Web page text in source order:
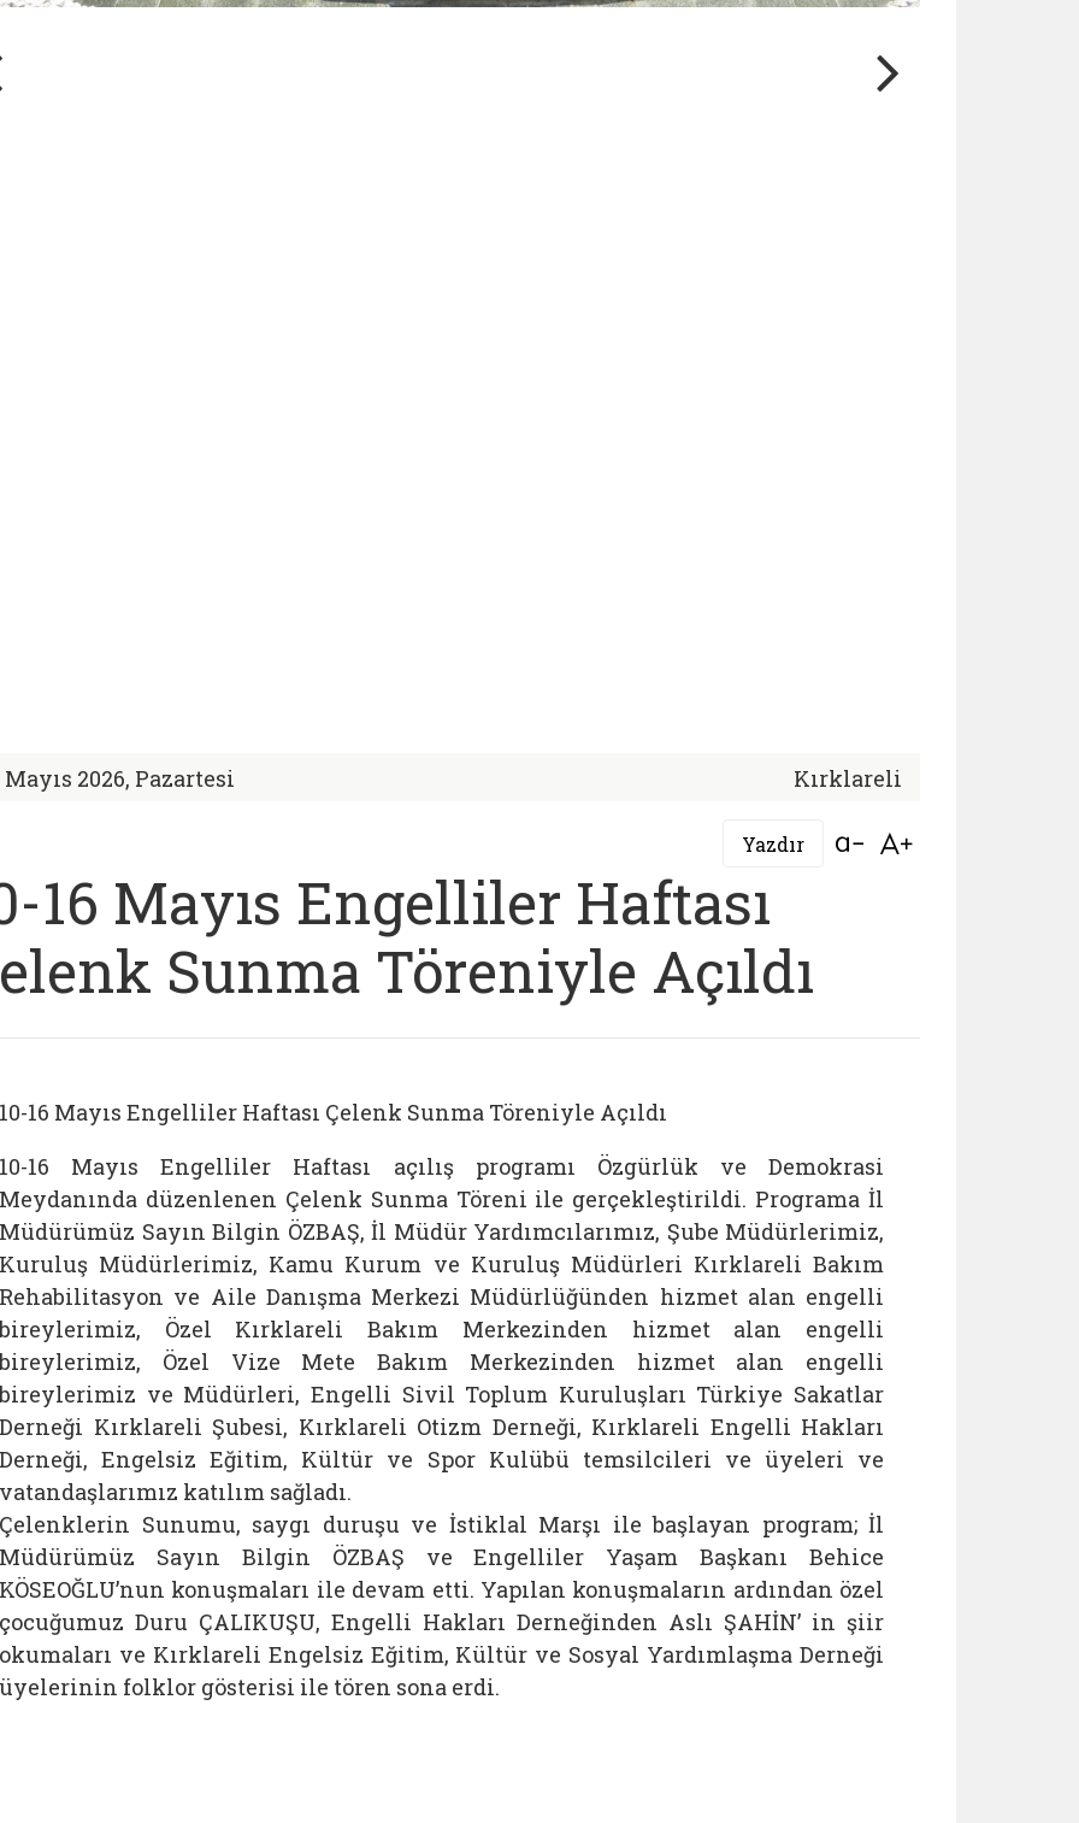
Mayıs 2026, Pazartesi Kırklareli
Yazdır Bağlantıyı aç
16 Mayıs Engelliler Haftası
Sunma Töreniyle Açıldı
10-16 Mayıs Engelliler Haftası Çelenk Sunma Töreniyle Açıldı
10-16 Mayıs Engelliler Haftası açılış programı Özgürlük ve Demokrasi
Meydanında düzenlenen Çelenk Sunma Töreni ile gerçekleştirildi. Programa İl
Müdürümüz Sayın Bilgin ÖZBAŞ, İl Müdür Yardımcılarımız, Şube Müdürlerimiz,
Kuruluş Müdürlerimiz, Kamu Kurum ve Kuruluş Müdürleri Kırklareli Bakım
Rehabilitasyon ve Aile Danışma Merkezi Müdürlüğünden hizmet alan engelli
bireylerimiz, Özel Kırklareli Bakım Merkezinden hizmet alan engelli
bireylerimiz, Özel Vize Mete Bakım Merkezinden hizmet alan engelli
bireylerimiz ve Müdürleri, Engelli Sivil Toplum Kuruluşları Türkiye Sakatlar
Derneği Kırklareli Şubesi, Kırklareli Otizm Derneği, Kırklareli Engelli Hakları
Derneği, Engelsiz Eğitim, Kültür ve Spor Kulübü temsilcileri ve üyeleri ve
vatandaşlarımız katılım sağladı.
Çelenklerin Sunumu, saygı duruşu ve İstiklal Marşı ile başlayan program; İl
Müdürümüz Sayın Bilgin ÖZBAŞ ve Engelliler Yaşam Başkanı Behice
KÖSEOĞLU’nun konuşmaları ile devam etti. Yapılan konuşmaların ardından özel
çocuğumuz Duru ÇALIKUŞU, Engelli Hakları Derneğinden Aslı ŞAHİN’ in şiir
okumaları ve Kırklareli Engelsiz Eğitim, Kültür ve Sosyal Yardımlaşma Derneği
üyelerinin folklor gösterisi ile tören sona erdi.